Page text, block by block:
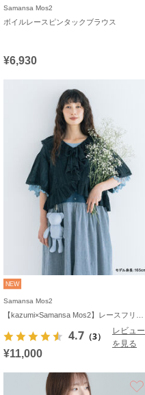
Samansa Mos2
ボイルレースピンタックブラウス
¥6,930
NEW
Samansa Mos2
4.7 （3）
レビュー
を見る
¥11,000